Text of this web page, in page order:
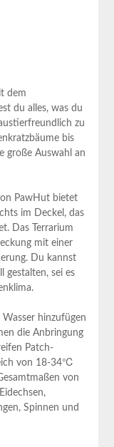
dem
du ‍alles, ​was du
zu
bis​
große‌ Auswahl an
PawHut⁢ bietet
im Deckel, das
Das ‍Terrarium
mit einer
Du kannst
gestalten, ‍sei⁤ es
hinzufügen
​die Anbringung
Patch-
von 18-34℃
von‌
Spinnen und